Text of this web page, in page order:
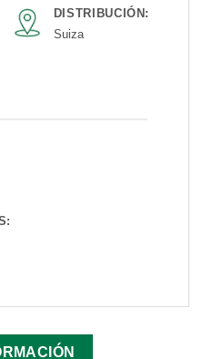
DISTRIBUCIÓN:
Suiza